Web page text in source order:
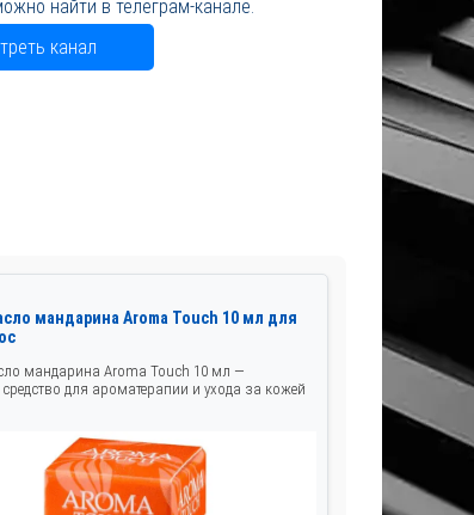
найти в телеграм-канале.
канал
мандарина Aroma Touch 10 мл для
мандарина Aroma Touch 10 мл —
для ароматерапии и ухода за кожей